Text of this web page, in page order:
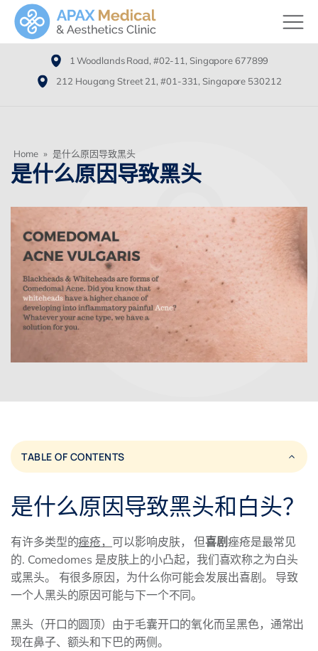
1 Woodlands Road, #02-11, Singapore 677899
212 Hougang Street 21, #01-331, Singapore 530212
Home » 是什么原因导致黑头
是什么原因导致黑头
TABLE OF CONTENTS
是什么原因导致黑头和白头？
有许多类型的痤疮， 可以影响皮肤， 但喜剧痤疮是最常见
的. Comedomes 是皮肤上的小凸起，我们喜欢称之为白头
或黑头。 有很多原因，为什么你可能会发展出喜剧。 导致
一个人黑头的原因可能与下一个不同。
黑头（开口的圆顶）由于毛囊开口的氧化而呈黑色，通常出
现在鼻子、额头和下巴的两侧。